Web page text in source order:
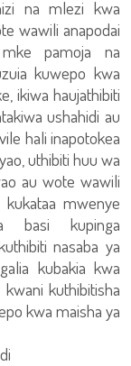
na mlezi kwa
wawili anapodai
pamoja na
kuwepo kwa
ikiwa haujathibiti
ushahidi au
hali inapotokea
uthibiti huu wa
au wote wawili
mwenye
basi kupinga
nasaba ya
kubakia kwa
kuthibitisha
kwa maisha ya